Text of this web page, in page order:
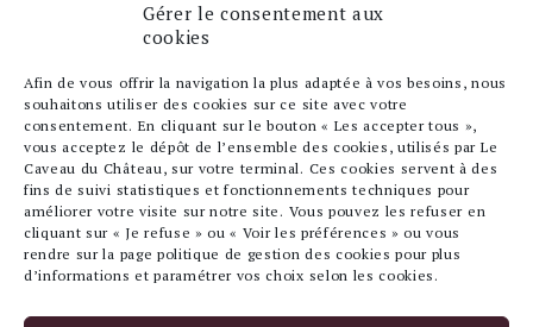
Gérer le consentement aux
cookies
Afin de vous offrir la navigation la plus adaptée à vos besoins, nous
souhaitons utiliser des cookies sur ce site avec votre
consentement. En cliquant sur le bouton « Les accepter tous »,
vous acceptez le dépôt de l’ensemble des cookies, utilisés par Le
Caveau du Château, sur votre terminal. Ces cookies servent à des
fins de suivi statistiques et fonctionnements techniques pour
améliorer votre visite sur notre site. Vous pouvez les refuser en
cliquant sur « Je refuse » ou « Voir les préférences » ou vous
rendre sur la page politique de gestion des cookies pour plus
d’informations et paramétrer vos choix selon les cookies.
Le Caveau du Château
Expériences et Dégustations
Les Domaines
Les Vins
Le Musée du Caveau
Séminaires d’entreprises
Contact & Accès
modération.